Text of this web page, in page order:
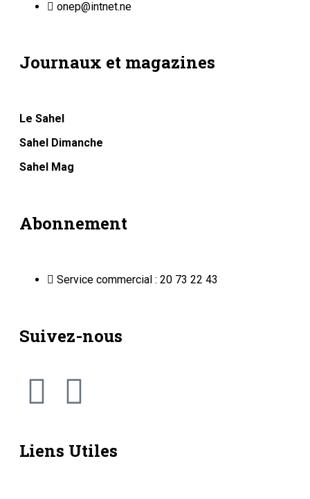
onep@intnet.ne
Journaux et magazines
Le Sahel
Sahel Dimanche
Sahel Mag
Abonnement
Service commercial : 20 73 22 43
Suivez-nous
Liens Utiles